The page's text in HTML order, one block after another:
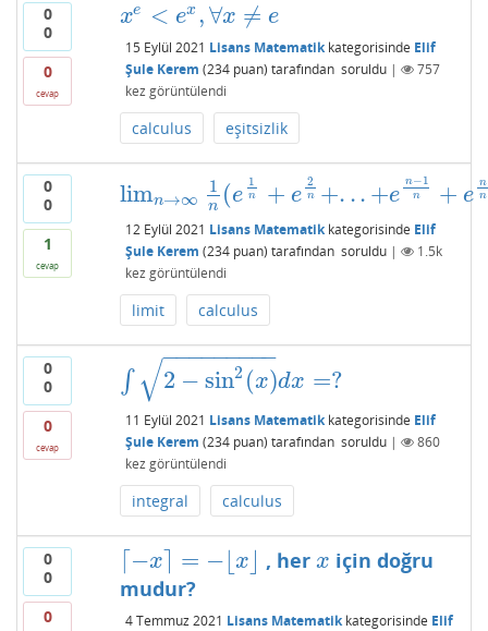
0
0
0
cevap
xe < ex ,∀x ≠ e
xe< ex ∀x≠e
15 Eylül 2021 Lisans Matematikkategorisinde Elif
Şule Kerem (234puan) tarafından soruldu |
757
kez görüntülendi
calculus eşitsizlik
0
0
1
cevap
limn→∞
1
n (e
1
n + e
2
n +. .. +e
n−1
n + e
n
n
limn→∞1 n(e1n+ e2 n+. ..+e n−1n+en n)= ?
12 Eylül 2021 Lisans Matematikkategorisinde Elif
Şule Kerem (234puan) tarafından soruldu |
1.5k
kez görüntülendi
limit calculus
0
0
0
cevap
∫ 2 − sin2 (x)
− −
−−−−−−−
√ dx =?
∫2 − sin 2(x )dx=?
11 Eylül 2021 Lisans Matematikkategorisinde Elif
Şule Kerem (234puan) tarafından soruldu |
860
kez görüntülendi
integral calculus
0
0
0
−x = − x
−x⌉= ⌊x⌋ , her x
x için doğru
mudur?
4 Temmuz 2021 Lisans Matematikkategorisinde Elif